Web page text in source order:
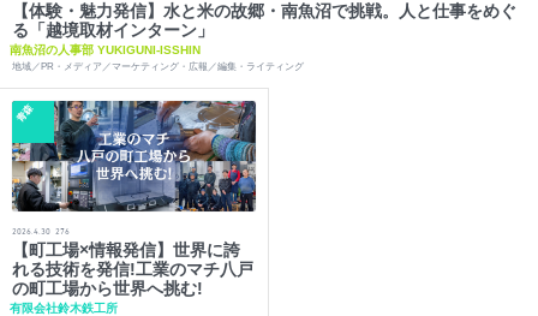
【体験・魅力発信】水と米の故郷・南魚沼で挑戦。人と仕事をめぐ
る「越境取材インターン」
南魚沼の人事部 YUKIGUNI-ISSHIN
地域／PR・メディア／マーケティング・広報／編集・ライティング
青森
2026.4.30 276
【町工場×情報発信】世界に誇
れる技術を発信!工業のマチ八戸
の町工場から世界へ挑む!
有限会社鈴木鉄工所